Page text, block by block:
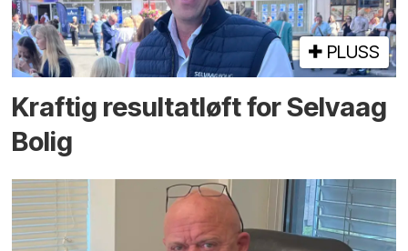
PLUSS
Kraftig resultatløft for Selvaag
Bolig